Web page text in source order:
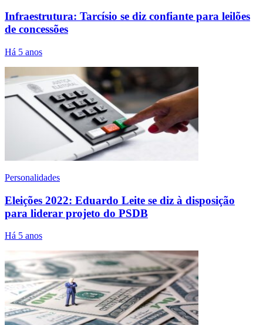
Infraestrutura: Tarcísio se diz confiante para leilões
de concessões
Há 5 anos
Personalidades
Eleições 2022: Eduardo Leite se diz à disposição
para liderar projeto do PSDB
Há 5 anos